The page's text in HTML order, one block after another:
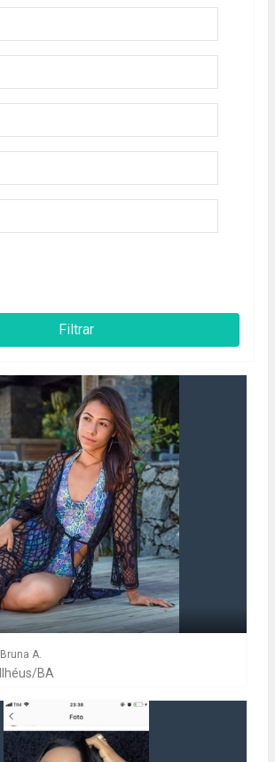
Bruna A.
Ilhéus/BA